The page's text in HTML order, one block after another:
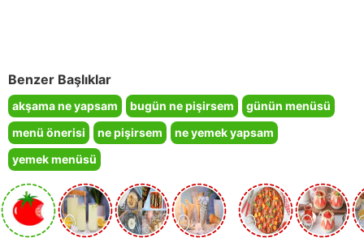
Benzer Başlıklar
akşama ne yapsam bugün ne pişirsem
günün menüsü
menü önerisi
ne pişirsem
ne yemek yapsam
yemek menüsü